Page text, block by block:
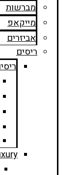
מברשות
מייקאפ
אביזרים
ריסים